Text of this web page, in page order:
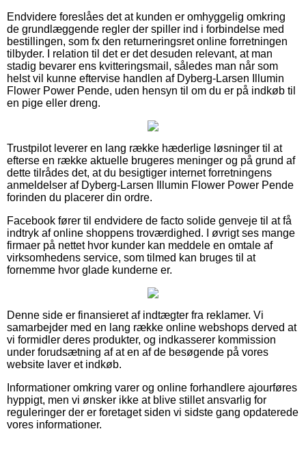
Endvidere foreslåes det at kunden er omhyggelig omkring
de grundlæggende regler der spiller ind i forbindelse med
bestillingen, som fx den returneringsret online forretningen
tilbyder. I relation til det er det desuden relevant, at man
stadig bevarer ens kvitteringsmail, således man når som
helst vil kunne eftervise handlen af Dyberg-Larsen Illumin
Flower Power Pende, uden hensyn til om du er på indkøb til
en pige eller dreng.
Trustpilot leverer en lang række hæderlige løsninger til at
efterse en række aktuelle brugeres meninger og på grund af
dette tilrådes det, at du besigtiger internet forretningens
anmeldelser af Dyberg-Larsen Illumin Flower Power Pende
forinden du placerer din ordre.
Facebook fører til endvidere de facto solide genveje til at få
indtryk af online shoppens troværdighed. I øvrigt ses mange
firmaer på nettet hvor kunder kan meddele en omtale af
virksomhedens service, som tilmed kan bruges til at
fornemme hvor glade kunderne er.
Denne side er finansieret af indtægter fra reklamer. Vi
samarbejder med en lang række online webshops derved at
vi formidler deres produkter, og indkasserer kommission
under forudsætning af at en af de besøgende på vores
website laver et indkøb.
Informationer omkring varer og online forhandlere ajourføres
hyppigt, men vi ønsker ikke at blive stillet ansvarlig for
reguleringer der er foretaget siden vi sidste gang opdaterede
vores informationer.